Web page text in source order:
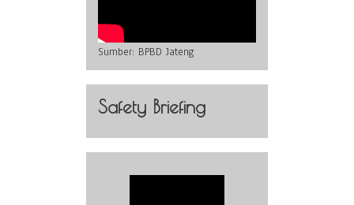
Sumber: BPBD Jateng
Safety Briefing